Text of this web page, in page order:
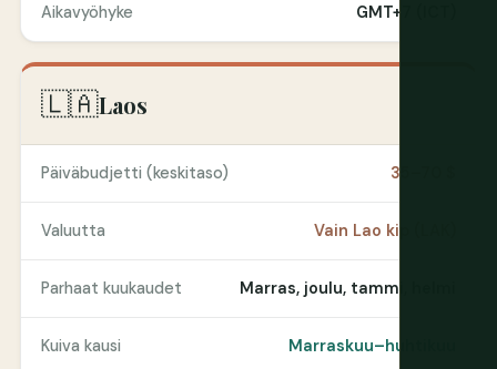
Aikavyöhyke GMT+7 (ICT)
🇱🇦Laos
Päiväbudjetti (keskitaso) 35–70 $
Valuutta Vain Lao kip (LAK)
Parhaat kuukaudet Marras, joulu, tammi, helmi
Kuiva kausi Marraskuu–huhtikuu